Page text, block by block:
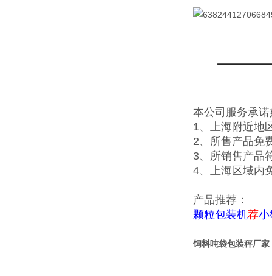
本公司服务承
1、上海附近地
2、所售产品免
3、所销售产品
4、上海区域内
产品推荐：
颗粒包装机荐小
饲料吨袋包装秤厂家